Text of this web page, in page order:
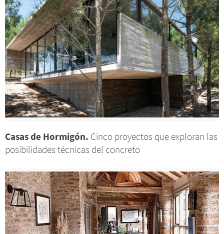
Casas de Hormigón. Cinco proyectos que exploran las
posibilidades técnicas del concreto